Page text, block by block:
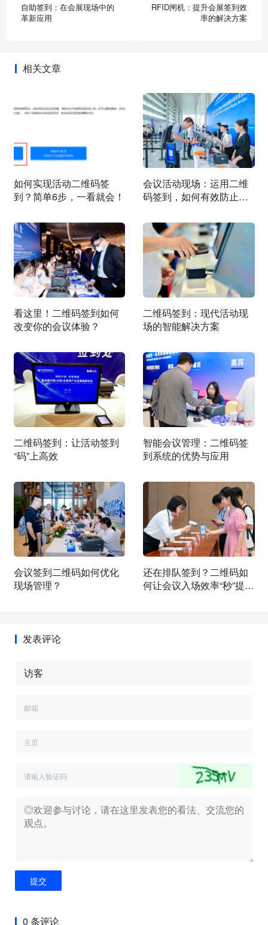
自助签到：在会展现场中的
革新应用
RFID闸机：提升会展签到效
率的解决方案
相关文章
如何实现活动二维码签
到？简单6步，一看就会！
会议活动现场：运用二维
码签到，如何有效防止代
看这里！二维码签到如何
改变你的会议体验？
二维码签到：现代活动现
场的智能解决方案
二维码签到：让活动签到
“码”上高效
智能会议管理：二维码签
到系统的优势与应用
会议签到二维码如何优化
现场管理？
还在排队签到？二维码如
何让会议入场效率“秒”提
发表评论
提交
0 条评论